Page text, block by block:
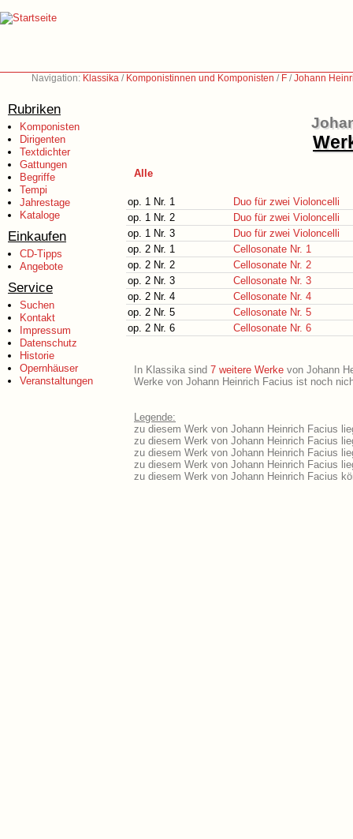
Navigation: Klassika / Komponistinnen und Komponisten / F /Johann
Rubriken
Komponisten
Dirigenten
Textdichter
Gattungen
Begriffe
Tempi
Jahrestage
Kataloge
Einkaufen
CD-Tipps
Angebote
Service
Suchen
Kontakt
Impressum
Datenschutz
Historie
Opernhäuser
Veranstaltungen
Alle
op. 1 Nr. 1
Duo für zwei Violoncelli
op. 1 Nr. 2
Duo für zwei Violoncelli
op. 1 Nr. 3
Duo für zwei Violoncelli
op. 2 Nr. 1
Cellosonate Nr. 1
op. 2 Nr. 2
Cellosonate Nr. 2
op. 2 Nr. 3
Cellosonate Nr. 3
op. 2 Nr. 4
Cellosonate Nr. 4
op. 2 Nr. 5
Cellosonate Nr. 5
op. 2 Nr. 6
Cellosonate Nr. 6
In Klassika sind 7 weitere Werke von Johann
Werke von Johann Heinrich Facius ist noch
Legende:
zu diesem Werk von Johann Heinrich Facius
zu diesem Werk von Johann Heinrich Facius
zu diesem Werk von Johann Heinrich Facius
zu diesem Werk von Johann Heinrich Facius
zu diesem Werk von Johann Heinrich Facius